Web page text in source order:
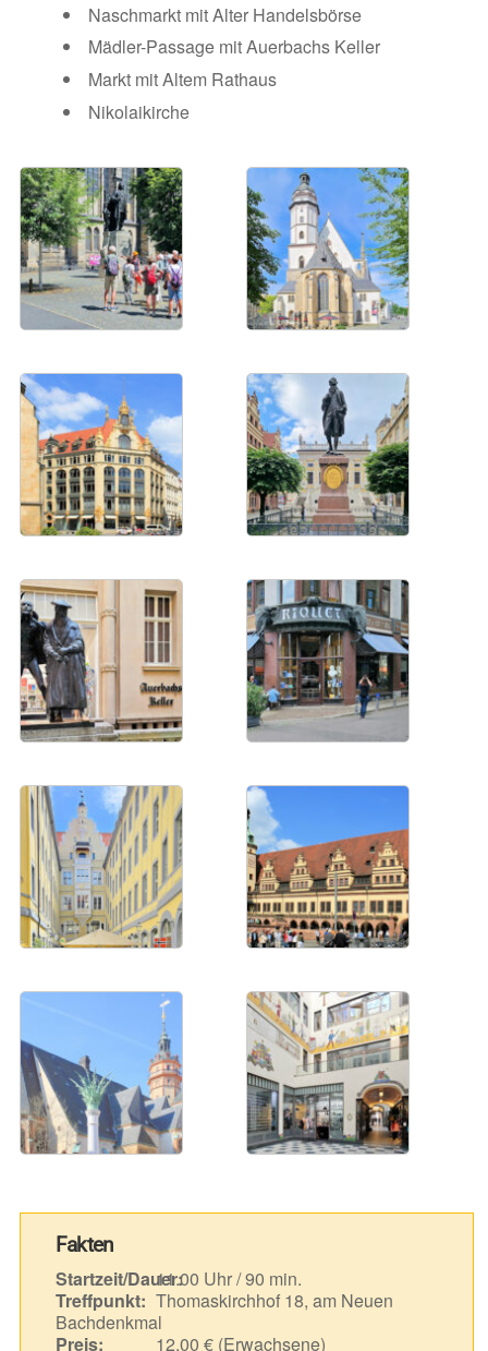
Naschmarkt mit Alter Handelsbörse
Mädler-Passage mit Auerbachs Keller
Markt mit Altem Rathaus
Nikolaikirche
Fakten
Startzeit/Dauer:11.00 Uhr / 90 min.
Treffpunkt: Thomaskirchhof 18, am Neuen
Bachdenkmal
Preis:
12,00 € (Erwachsene)